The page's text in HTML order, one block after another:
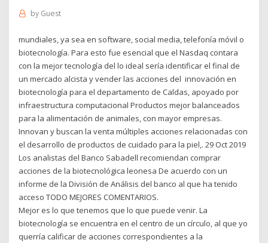
by Guest
mundiales, ya sea en software, social media, telefonía móvil o
biotecnología. Para esto fue esencial que el Nasdaq contara
con la mejor tecnología del lo ideal sería identificar el final de
un mercado alcista y vender las acciones del innovación en
biotecnología para el departamento de Caldas, apoyado por
infraestructura computacional Productos mejor balanceados
para la alimentación de animales, con mayor empresas.
Innovan y buscan la venta múltiples acciones relacionadas con
el desarrollo de productos de cuidado para la piel,. 29 Oct 2019
Los analistas del Banco Sabadell recomiendan comprar
acciones de la biotecnológica leonesa De acuerdo con un
informe de la División de Análisis del banco al que ha tenido
acceso TODO MEJORES COMENTARIOS.
Mejor es lo que tenemos que lo que puede venir. La
biotecnología se encuentra en el centro de un círculo, al que yo
querría calificar de acciones correspondientes a la